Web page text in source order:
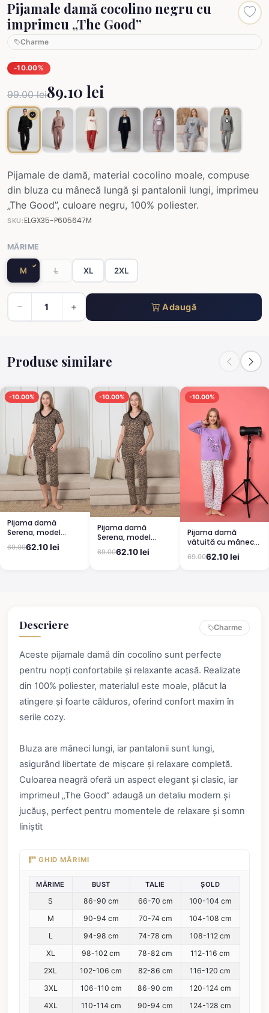
Pijamale damă cocolino negru cu
imprimeu „The Good”
Charme
-10.00%
99.00 lei89.10 lei
Pijamale de damă, material cocolino moale, compuse
din bluza cu mânecă lungă și pantalonii lungi, imprimeu
„The Good”, culoare negru, 100% poliester.
SKU:ELGX35-P605647M
MĂRIME
M L XL 2XL
Adaugă
Produse similare
-10.00%
Pijama damă
Serena, model
leopard, mânecă
scurtă, pantaloni
69.0062.10 lei
-10.00%
Pijama damă
Serena, model
leopard, mânecă
scurtă, pantaloni
69.0062.10 lei
-10.00%
Pijama damă
vătuită cu mânecă
lungă și pantaloni
lungi din bumbac,
69.0062.10 lei
Descriere Charme
Aceste pijamale damă din cocolino sunt perfecte
pentru nopți confortabile și relaxante acasă. Realizate
din 100% poliester, materialul este moale, plăcut la
atingere și foarte călduros, oferind confort maxim în
serile cozy.
Bluza are mâneci lungi, iar pantalonii sunt lungi,
asigurând libertate de mișcare și relaxare completă.
Culoarea neagră oferă un aspect elegant și clasic, iar
imprimeul „The Good” adaugă un detaliu modern și
jucăuș, perfect pentru momentele de relaxare și somn
liniștit
GHID MĂRIMI
MĂRIME BUST TALIE ȘOLD
S 86-90 cm 66-70 cm
100-104 cm
M
90-94 cm 70-74 cm
104-108 cm
L
94-98 cm 74-78 cm
108-112 cm
XL
98-102 cm 78-82 cm
112-116 cm
2XL
102-106 cm 82-86 cm
116-120 cm
3XL
106-110 cm 86-90 cm
120-124 cm
4XL
110-114 cm 90-94 cm 124-128 cm